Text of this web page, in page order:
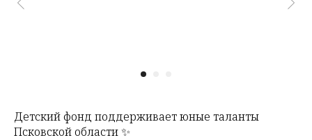
Детский фонд поддерживает юные таланты
Псковской области ✨